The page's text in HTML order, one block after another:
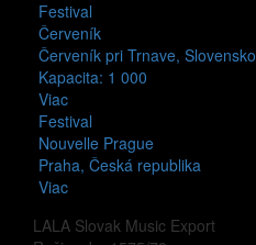
Festival
Červeník
Červeník pri Trnave, Slovensko
Kapacita: 1 000
Viac
Festival
Nouvelle Prague
Praha, Česká republika
Viac
LALA Slovak Music Export